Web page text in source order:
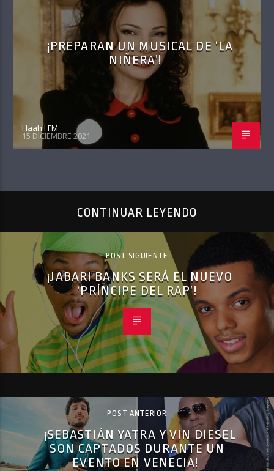
¡PREPARAN UN MUSICAL DE ‘LA
NIÑERA’!
Haahil FM
15 DICIEMBRE 2021
CONTINUAR LEYENDO
POST SIGUIENTE
¡JABARI BANKS SERÁ EL NUEVO
‘PRÍNCIPE DEL RAP’!
POST ANTERIOR
¡SEBASTIÁN YATRA Y VIN DIESEL
SON CAPTADOS DURANTE UN
EVENTO EN VENECIA!